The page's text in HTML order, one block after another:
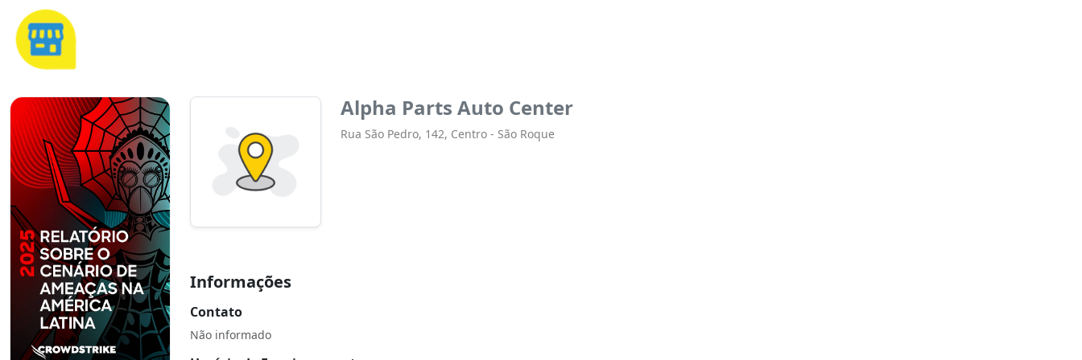
Alpha Parts Auto Center
Rua São Pedro, 142, Centro - São Roque
Informações
Contato
Não informado